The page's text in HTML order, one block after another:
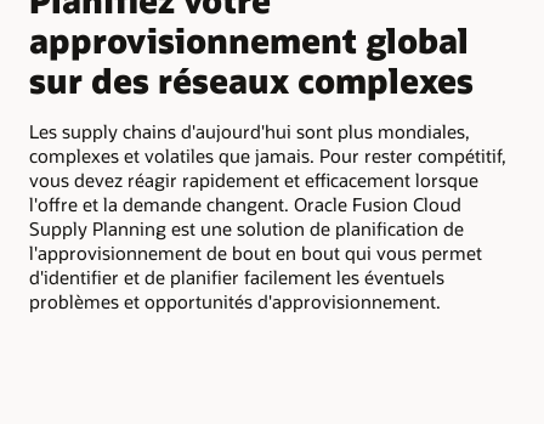
approvisionnement global
sur des réseaux complexes
Les supply chains d'aujourd'hui sont plus mondiales,
complexes et volatiles que jamais. Pour rester compétitif,
vous devez réagir rapidement et efficacement lorsque
l'offre et la demande changent. Oracle Fusion Cloud
Supply Planning est une solution de planification de
l'approvisionnement de bout en bout qui vous permet
d'identifier et de planifier facilement les éventuels
problèmes et opportunités d'approvisionnement.